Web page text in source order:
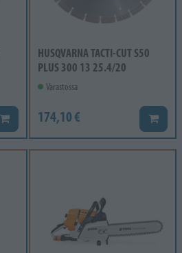
Lisää koriin
HUSQVARNA TACTI-CUT S50
PLUS 300 13 25.4/20
Varastossa
174,10 € Lisää